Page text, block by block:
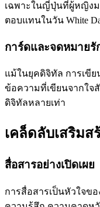
เฉพาะในญี่ปุ่นที่ผู้หญิง
ตอบแทนในวัน White
การ์ดและจดหมายรั
แม้ในยุคดิจิทัล การเขี
ข้อความที่เขียนจากใจ
ดิจิทัลหลายเท่า
เคล็ดลับเสริม
สื่อสารอย่างเปิดเผย
การสื่อสารเป็นหัวใจข